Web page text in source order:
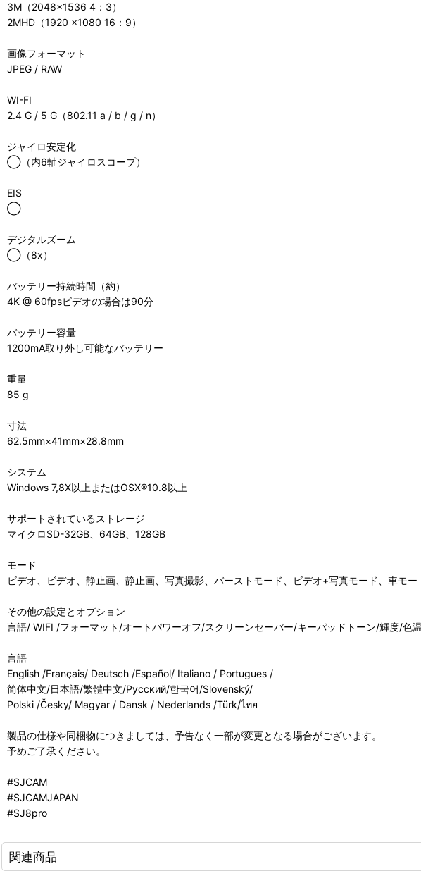
3M（2048×1536 4：3）
2MHD（1920 ×1080 16：9）
画像フォーマット
JPEG / RAW
WI-FI
2.4 G / 5 G（802.11 a / b / g / n）
ジャイロ安定化
◯（内6軸ジャイロスコープ）
EIS
◯
デジタルズーム
◯（8x）
バッテリー持続時間（約）
4K @ 60fpsビデオの場合は90分
バッテリー容量
1200mA取り外し可能なバッテリー
重量
85 g
寸法
62.5mm×41mm×28.8mm
システム
Windows 7,8X以上またはOSX®10.8以上
サポートされているストレージ
マイクロSD-32GB、64GB、128GB
モード
ビデオ、ビデオ、静止画、静止画、写真撮影、バーストモード、ビデオ+写真モード、車モー
その他の設定とオプション
言語/ WIFI /フォーマット/オートパワーオフ/スクリーンセーバー/キーパッドトーン/輝度/
言語
English /Français/ Deutsch /Español/ Italiano / Portugues /
简体中文/日本語/繁體中文/Pусский/한국어/Slovenský/
Polski /Česky/ Magyar / Dansk / Nederlands /Türk/ไทย
製品の仕様や同梱物につきましては、予告なく一部が変更となる場合がございます。
予めご了承ください。
#SJCAM
#SJCAMJAPAN
#SJ8pro
関連商品